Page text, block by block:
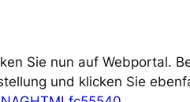
Sie nun auf Webportal.
und klicken Sie